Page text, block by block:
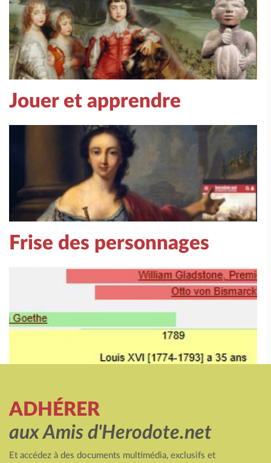
Jouer et apprendre
Frise des personnages
ADHÉRER
aux Amis d'Herodote.net
Et accédez à des documents multimédia, exclusifs et